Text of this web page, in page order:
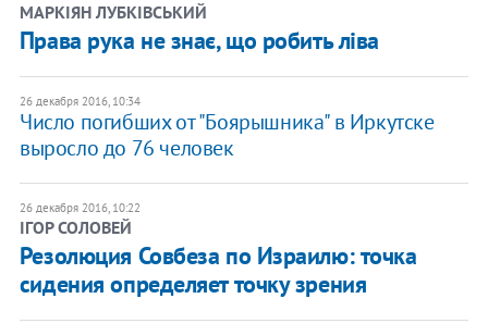
МАРКІЯН ЛУБКІВСЬКИЙ
Права рука не знає, що робить ліва
26 декабря 2016, 10:34
Число погибших от "Боярышника" в Иркутске
выросло до 76 человек
26 декабря 2016, 10:22
ІГОР СОЛОВЕЙ
Резолюция Совбеза по Израилю: точка
сидения определяет точку зрения